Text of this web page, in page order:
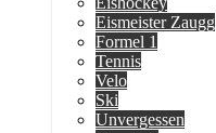
Eismeister Zaugg
Formel 1
Tennis
Velo
Ski
Unvergessen